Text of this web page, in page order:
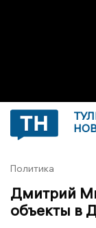
Политика
Дмитрий
объекты в